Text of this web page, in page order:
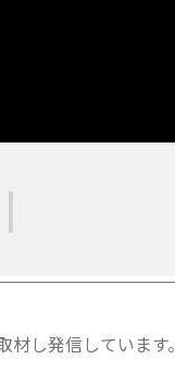
し発信しています。